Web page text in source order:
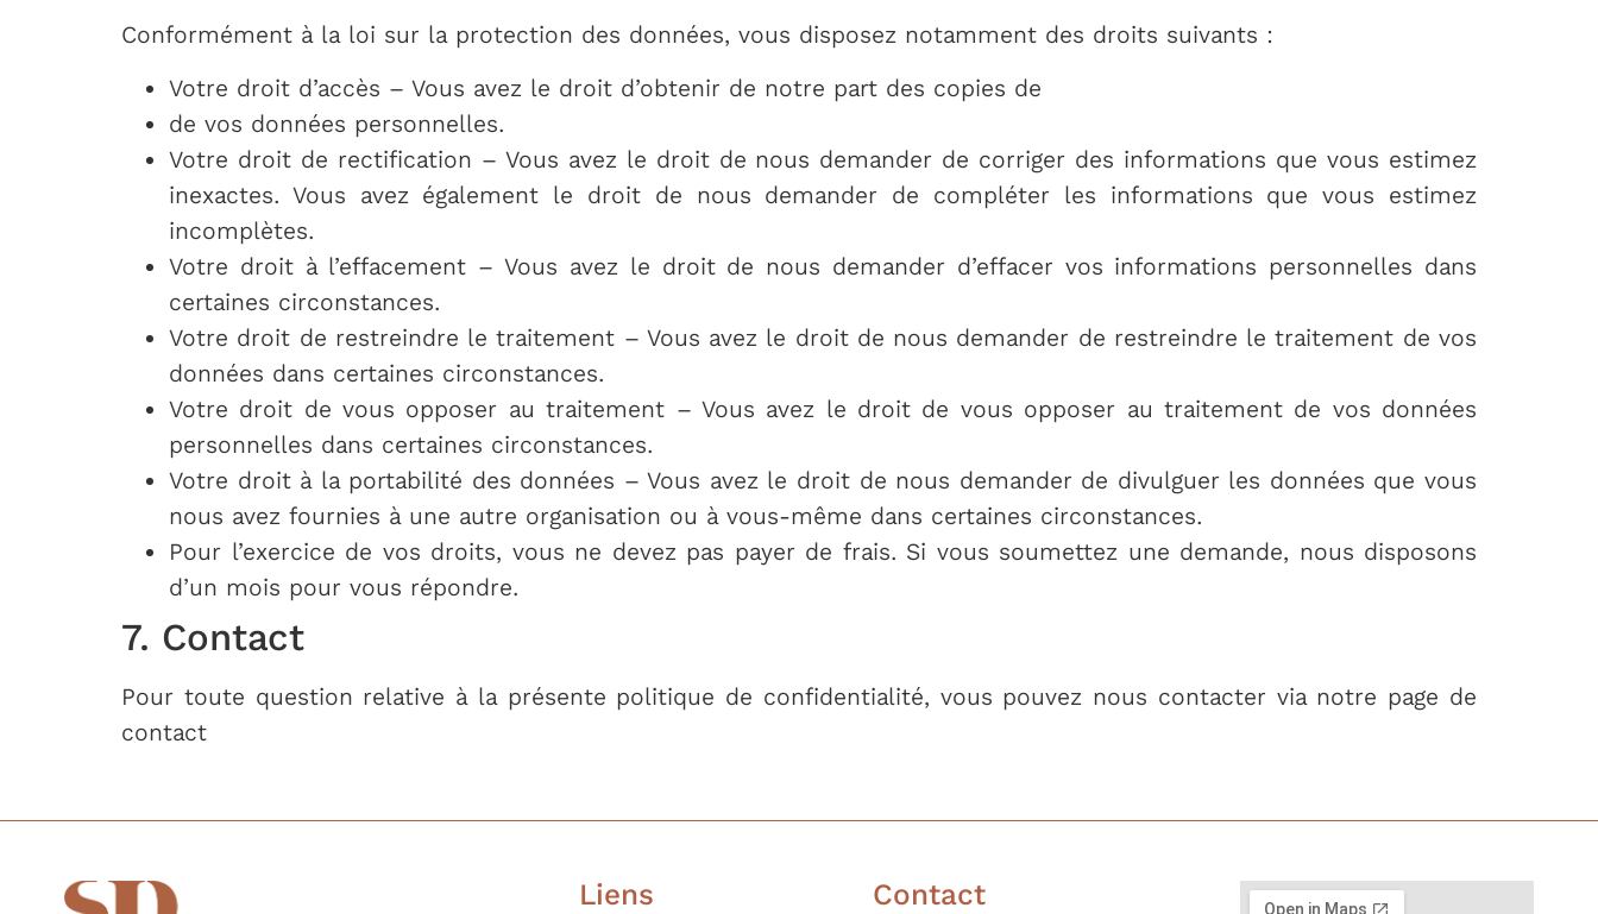
Conformément à la loi sur la protection des données, vous disposez notamment des droits suivants :
Votre droit d’accès – Vous avez le droit d’obtenir de notre part des copies de
de vos données personnelles.
Votre droit de rectification – Vous avez le droit de nous demander de corriger des informations que vous estimez
inexactes. Vous avez également le droit de nous demander de compléter les informations que vous estimez
incomplètes.
Votre droit à l’effacement – Vous avez le droit de nous demander d’effacer vos informations personnelles dans
certaines circonstances.
Votre droit de restreindre le traitement – Vous avez le droit de nous demander de restreindre le traitement de vos
données dans certaines circonstances.
Votre droit de vous opposer au traitement – Vous avez le droit de vous opposer au traitement de vos données
personnelles dans certaines circonstances.
Votre droit à la portabilité des données – Vous avez le droit de nous demander de divulguer les données que vous
nous avez fournies à une autre organisation ou à vous-même dans certaines circonstances.
Pour l’exercice de vos droits, vous ne devez pas payer de frais. Si vous soumettez une demande, nous disposons
d’un mois pour vous répondre.
7. Contact
Pour toute question relative à la présente politique de confidentialité, vous pouvez nous contacter via notre page de
contact
Liens Contact